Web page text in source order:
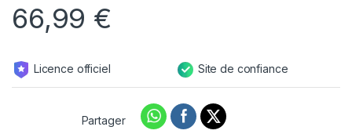
66,99 €
Licence officiel Site de confiance
Partager